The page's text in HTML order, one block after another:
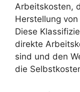
Arbeitskosten,
Herstellung
Diese
direkte
sind und den
die